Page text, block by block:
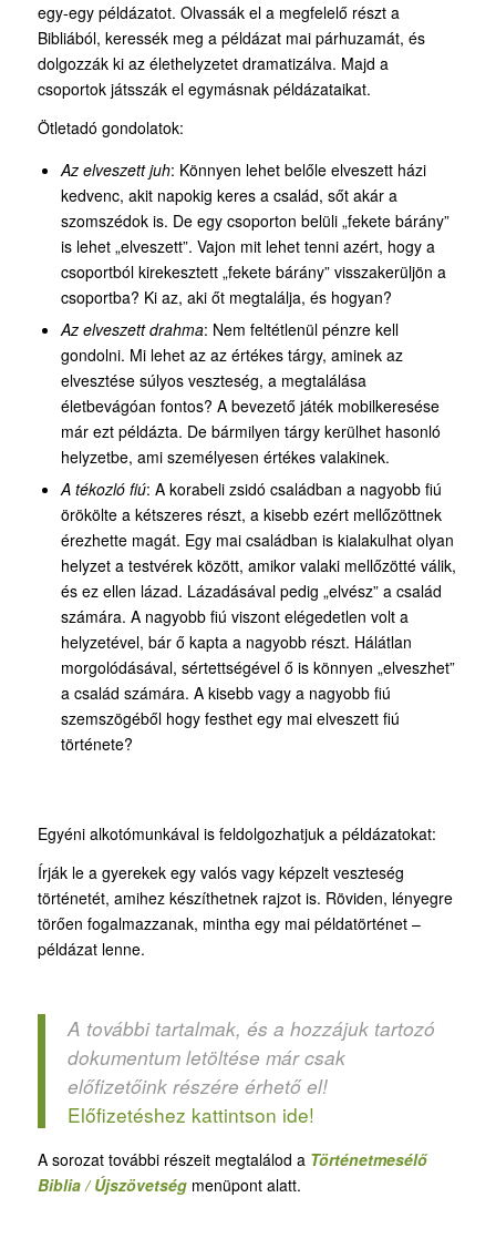
egy-egy példázatot. Olvassák el a megfelelő részt a
Bibliából, keressék meg a példázat mai párhuzamát, és
dolgozzák ki az élethelyzetet dramatizálva. Majd a
csoportok játsszák el egymásnak példázataikat.
Ötletadó gondolatok:
Az elveszett juh: Könnyen lehet belőle elveszett házi
kedvenc, akit napokig keres a család, sőt akár a
szomszédok is. De egy csoporton belüli „fekete bárány”
is lehet „elveszett”. Vajon mit lehet tenni azért, hogy a
csoportból kirekesztett „fekete bárány” visszakerüljön a
csoportba? Ki az, aki őt megtalálja, és hogyan?
Az elveszett drahma: Nem feltétlenül pénzre kell
gondolni. Mi lehet az az értékes tárgy, aminek az
elvesztése súlyos veszteség, a megtalálása
életbevágóan fontos? A bevezető játék mobilkeresése
már ezt példázta. De bármilyen tárgy kerülhet hasonló
helyzetbe, ami személyesen értékes valakinek.
A tékozló fiú: A korabeli zsidó családban a nagyobb fiú
örökölte a kétszeres részt, a kisebb ezért mellőzöttnek
érezhette magát. Egy mai családban is kialakulhat olyan
helyzet a testvérek között, amikor valaki mellőzötté válik,
és ez ellen lázad. Lázadásával pedig „elvész” a család
számára. A nagyobb fiú viszont elégedetlen volt a
helyzetével, bár ő kapta a nagyobb részt. Hálátlan
morgolódásával, sértettségével ő is könnyen „elveszhet”
a család számára. A kisebb vagy a nagyobb fiú
szemszögéből hogy festhet egy mai elveszett fiú
története?
Egyéni alkotómunkával is feldolgozhatjuk a példázatokat:
Írják le a gyerekek egy valós vagy képzelt veszteség
történetét, amihez készíthetnek rajzot is. Röviden, lényegre
törően fogalmazzanak, mintha egy mai példatörténet –
példázat lenne.
A további tartalmak, és a hozzájuk tartozó
dokumentum letöltése már csak
előfizetőink részére érhető el!
Előfizetéshez kattintson ide!
A sorozat további részeit megtalálod a Történetmesélő
Biblia / Újszövetségmenüpont alatt.